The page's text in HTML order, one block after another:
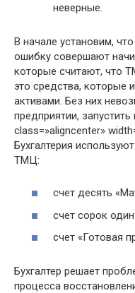
неверные.
В начале установим,
ошибку совершают
которые считают, что
это средства, которые
активами. Без них
предприятии,
class=»aligncenter»
Бухгалтерия
ТМЦ:
счет десять
счет сорок
счет «Готовая
Бухгалтер решает
процесса